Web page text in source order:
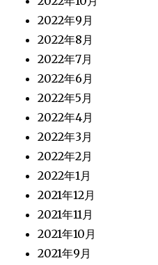
2022年9月
2022年8月
2022年7月
2022年6月
2022年5月
2022年4月
2022年3月
2022年2月
2022年1月
2021年12月
2021年11月
2021年10月
2021年9月